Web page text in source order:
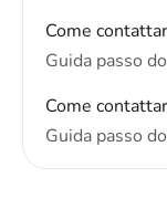
Come
Guida passo
Come
Guida passo